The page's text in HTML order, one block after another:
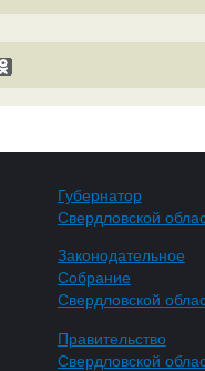
Губернатор
Свердловской
Законодательное
Собрание
Свердловской
Правительство
Свердловской